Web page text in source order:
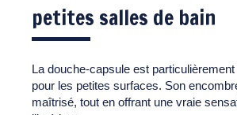
petites salles de bain
La douche-capsule est
pour les petites surfaces. Son
maîtrisé, tout en offrant une vraie